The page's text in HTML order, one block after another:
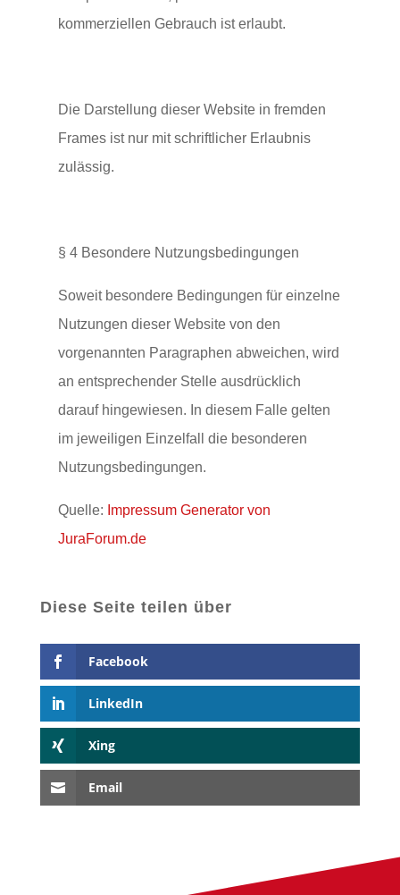
kommerziellen Gebrauch ist erlaubt.
Die Darstellung dieser Website in fremden
Frames ist nur mit schriftlicher Erlaubnis
zulässig.
§ 4 Besondere Nutzungsbedingungen
Soweit besondere Bedingungen für einzelne
Nutzungen dieser Website von den
vorgenannten Paragraphen abweichen, wird
an entsprechender Stelle ausdrücklich
darauf hingewiesen. In diesem Falle gelten
im jeweiligen Einzelfall die besonderen
Nutzungsbedingungen.
Quelle: Impressum Generator von
JuraForum.de
Diese Seite teilen über
Facebook
LinkedIn
Xing
Email